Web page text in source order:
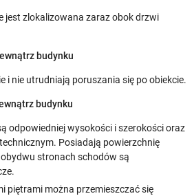
jest zlokalizowana zaraz obok drzwi
budynku
i nie utrudniają poruszania się po obiekcie.
budynku
odpowiedniej wysokości i szerokości oraz
Posiadają powierzchnię
stronach schodów są
piętrami można przemieszczać się